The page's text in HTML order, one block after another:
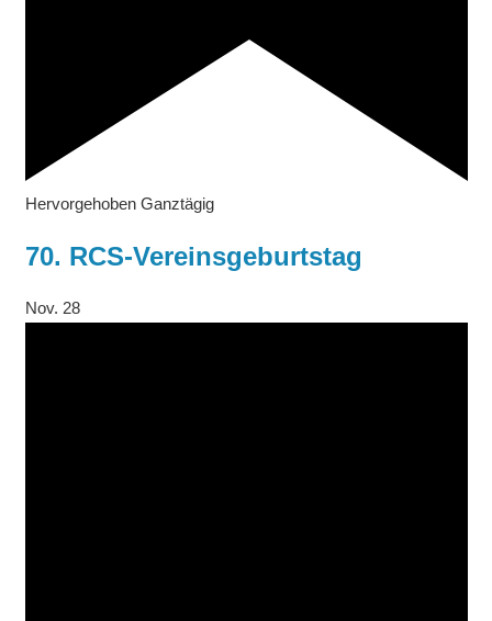
Hervorgehoben Ganztägig
70. RCS-Vereinsgeburtstag
Nov. 28